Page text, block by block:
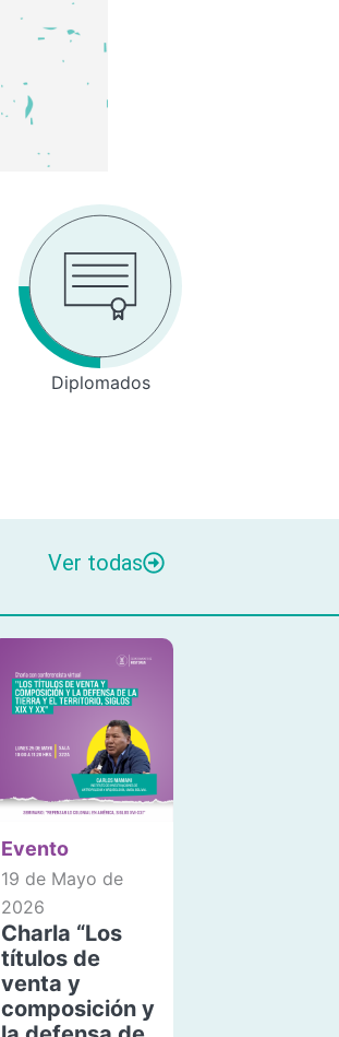
Diplomados
Ver todas
Evento
19 de Mayo de
2026
Charla “Los
títulos de
venta y
composición y